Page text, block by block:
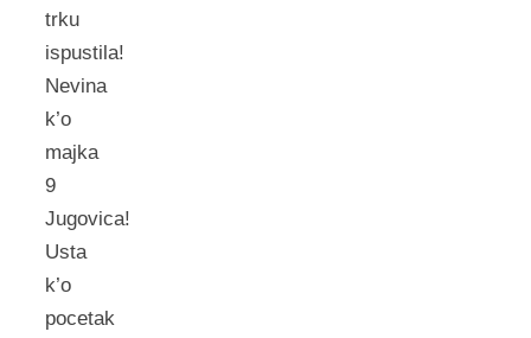
trku
ispustila!
Nevina
k’o
majka
9
Jugovica!
Usta
k’o
pocetak